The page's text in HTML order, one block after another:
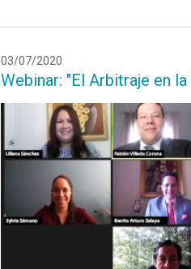
03/07/2020
Webinar: "El Arbitraje en